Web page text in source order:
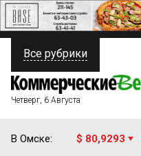
ПОЛИТИКА
ФИНАНСЫ
Все рубрики
Четверг, 6 Августа
В Омске: $ 80,9293